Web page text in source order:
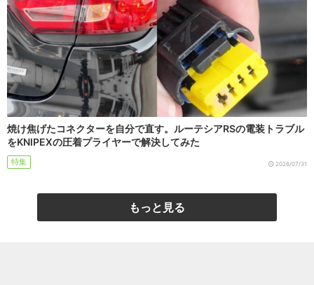
焼け焦げたコネクターを自分で直す。ルーテシアRSの電装トラブル
をKNIPEXの圧着プライヤーで解決してみた
特集 2026/07/31
もっと見る